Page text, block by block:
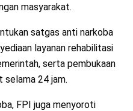
masyarakat.
satgas anti narkoba
layanan rehabilitasi
serta pembukaan
selama 24 jam.
FPI juga menyoroti